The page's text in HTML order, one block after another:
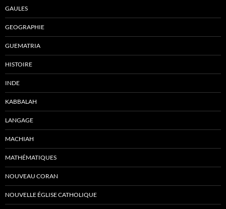
GAULES
GEOGRAPHIE
GUEMATRIA
HISTOIRE
INDE
KABBALAH
LANGAGE
MACHIAH
MATHÉMATIQUES
NOUVEAU CORAN
NOUVELLE ÉGLISE CATHOLIQUE